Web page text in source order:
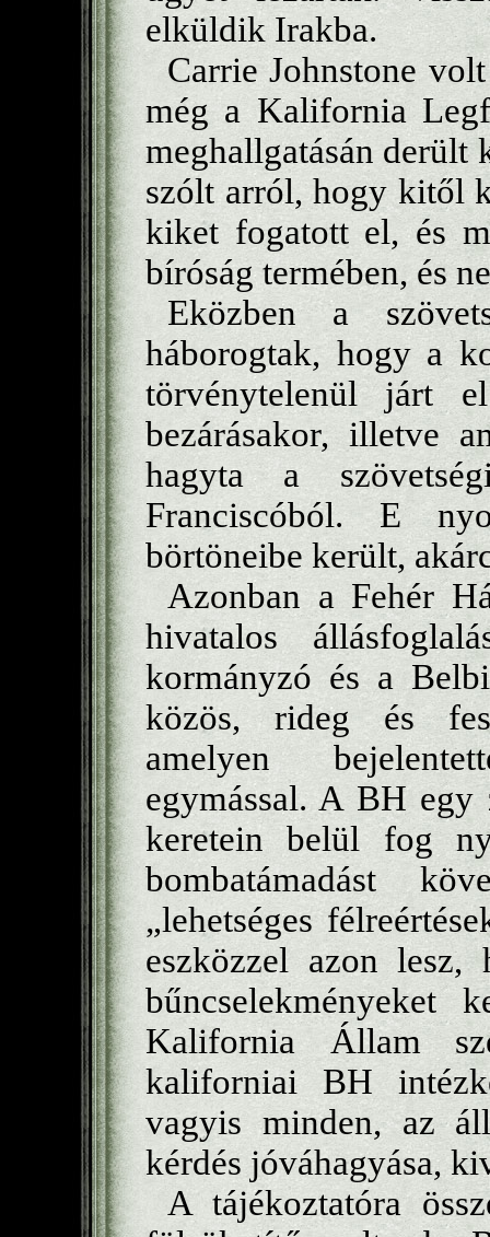
elküldik Irakba.
Carrie Johnstone
még a Kalifornia
meghallgatásán derült
szólt arról, hogy kitől
kiket fogatott el, és
bíróság termében, és
Eközben a
háborogtak, hogy a
törvénytelenül járt
bezárásakor, illetve
hagyta a
Franciscóból. E
börtöneibe került,
Azonban a Fehér
hivatalos
kormányzó és a
közös, rideg és
amelyen
egymással. A BH
keretein belül fog
bombatámadást
„lehetséges
eszközzel azon lesz,
bűncselekményeket
Kalifornia Állam
kaliforniai BH
vagyis minden, az
kérdés jóváhagyása,
A tájékoztatóra